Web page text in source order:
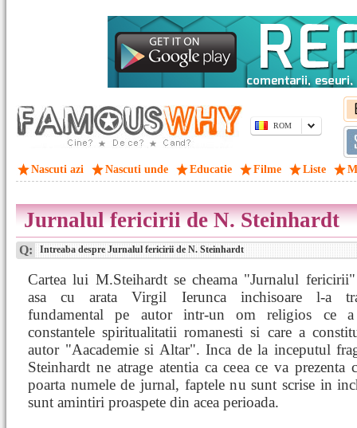
ROM
Nascuti azi Nascuti unde Educatie Filme Liste
Jurnalul fericirii de N. Steinhardt
Q: Intreaba despre Jurnalul fericirii de N. Steinhardt
Cartea lui M.Steihardt se cheama "Jurnalul fericirii"
asa cu arata Virgil Ierunca inchisoare l-a
fundamental pe autor intr-un om religios ce a
constantele spiritualitatii romanesti si care a
autor "Aacademie si Altar". Inca de la inceputul
Steinhardt ne atrage atentia ca ceea ce va prezenta
poarta numele de jurnal, faptele nu sunt scrise in
sunt amintiri proaspete din acea perioada.